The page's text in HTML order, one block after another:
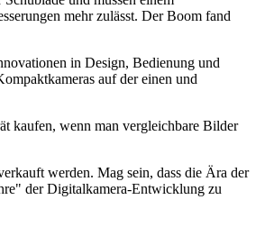
mehr zulässt. Der Boom fand
in Design, Bedienung und
auf der einen und
kaufen, wenn man vergleichbare Bilder
werden. Mag sein, dass die Ära der
der Digitalkamera-Entwicklung zu